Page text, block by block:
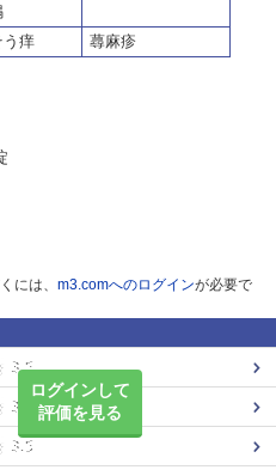
う痒 蕁麻疹
には、 m3.comへのログインが必要で
ログインして
評価を見る